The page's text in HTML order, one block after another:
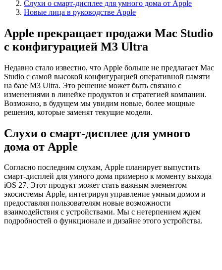
Слухи о смарт-дисплее для умного дома от Apple
Новые лица в руководстве Apple
Apple прекращает продажи Mac Studio
с конфигурацией M3 Ultra
Недавно стало известно, что Apple больше не предлагает Mac
Studio с самой высокой конфигурацией оперативной памяти
на базе M3 Ultra. Это решение может быть связано с
изменениями в линейке продуктов и стратегией компании.
Возможно, в будущем мы увидим новые, более мощные
решения, которые заменят текущие модели.
Слухи о смарт-дисплее для умного
дома от Apple
Согласно последним слухам, Apple планирует выпустить
смарт-дисплей для умного дома примерно к моменту выхода
iOS 27. Этот продукт может стать важным элементом
экосистемы Apple, интегрируя управление умным домом и
предоставляя пользователям новые возможности
взаимодействия с устройствами. Мы с нетерпением ждем
подробностей о функционале и дизайне этого устройства.